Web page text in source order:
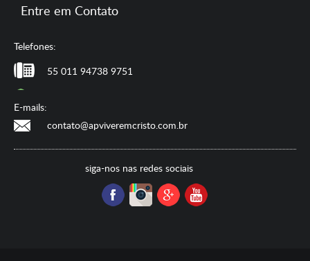
Entre em Contato
Telefones:
55 011 94738 9751
E-mails:
contato@apviveremcristo.com.br
siga-nos nas redes sociais